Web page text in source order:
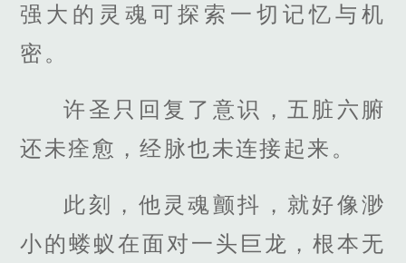
强大的灵魂可探索一切记忆与机
密。
许圣只回复了意识，五脏六腑
还未痊愈，经脉也未连接起来。
此刻，他灵魂颤抖，就好像渺
小的蝼蚁在面对一头巨龙，根本无